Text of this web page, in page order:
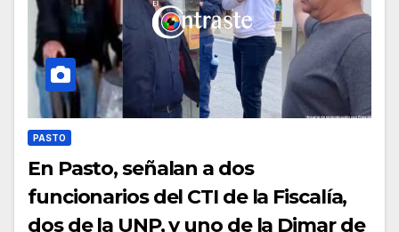
PASTO
En Pasto, señalan a dos
funcionarios del CTI de la Fiscalía,
dos de la UNP, y uno de la Dimar de